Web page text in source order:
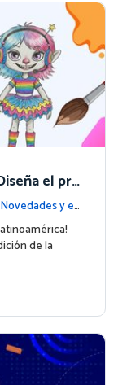
el pró
Novedades y ev
de la